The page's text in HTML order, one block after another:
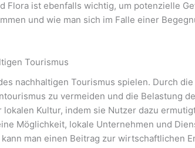
Flora ist ebenfalls wichtig, um potenzielle
und wie man sich im Falle einer
Tourismus
nachhaltigen Tourismus spielen. Durch
zu vermeiden und die Belastung
Kultur, indem sie Nutzer dazu
Möglichkeit, lokale Unternehmen und
man einen Beitrag zur wirtschaftlichen